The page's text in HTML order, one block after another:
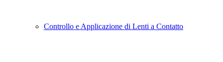
Controllo e Applicazione di Lenti a Contatto